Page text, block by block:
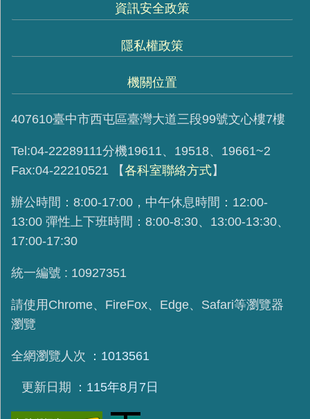
資訊安全政策
隱私權政策
機關位置
407610臺中市西屯區臺灣大道三段99號文心樓7樓
Tel:04-22289111分機19611、19518、19661~2
Fax:04-22210521
【各科室聯絡方式】
辦公時間：8:00-17:00，中午休息時間：12:00-
13:00 彈性上下班時間：8:00-8:30、13:00-13:30、
17:00-17:30
統一編號 : 10927351
請使用 Chrome、FireFox、Edge、Safari等瀏覽器
瀏覽
全網瀏覽人次 1013561
更新日期 115年8月7日